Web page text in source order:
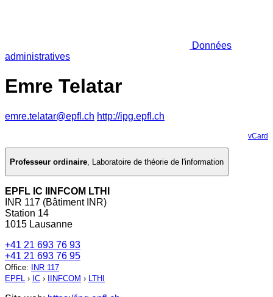
Données
administratives
Emre Telatar
emre.telatar@epfl.ch http://ipg.epfl.ch
vCard
Professeur ordinaire, Laboratoire de théorie de l'information
EPFL IC IINFCOM LTHI
INR 117 (Bâtiment INR)
Station 14
1015 Lausanne
+41 21 693 76 93
+41 21 693 76 95
Office:
INR 117
EPFL › IC › IINFCOM › LTHI